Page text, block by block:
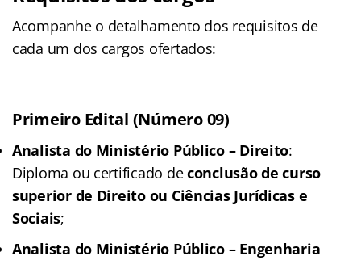
Acompanhe o detalhamento dos requisitos de
cada um dos cargos ofertados:
Primeiro Edital (Número 09)
Analista do Ministério Público – Direito:
Diploma ou certificado deconclusão de curso
superior de Direito ou Ciências Jurídicas e
Sociais;
Analista do Ministério Público – Engenharia